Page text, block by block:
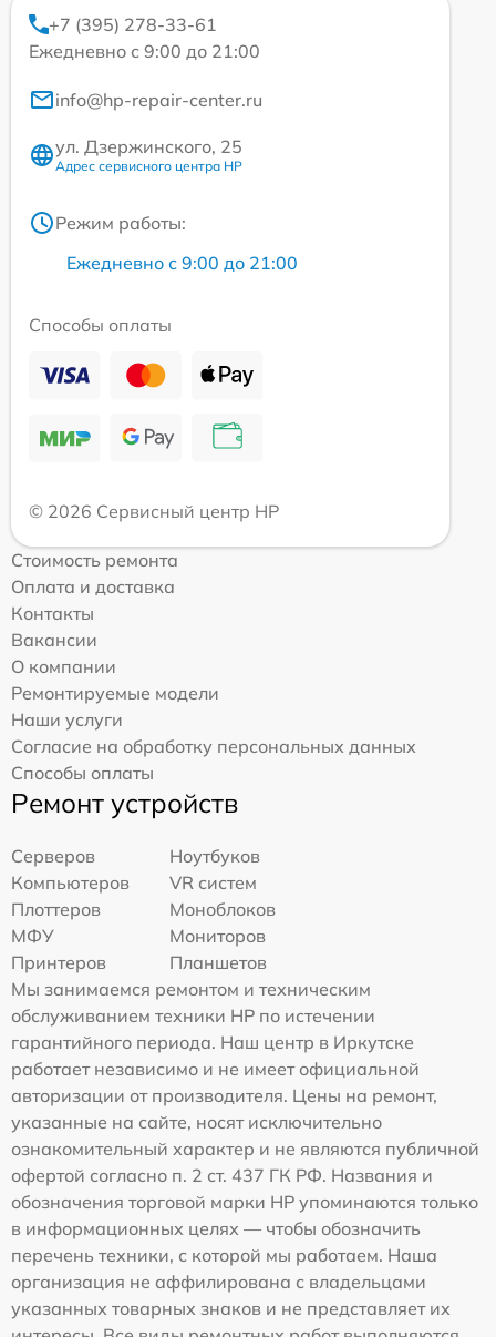
+7 (395) 278-33-61
Ежедневно с 9:00 до 21:00
info@hp-repair-center.ru
ул. Дзержинского, 25
Адрес сервисного центра HP
Режим работы:
Ежедневно с 9:00 до 21:00
Способы оплаты
© 2026 Сервисный центр HP
Стоимость ремонта
Оплата и доставка
Контакты
Вакансии
О компании
Ремонтируемые модели
Наши услуги
Согласие на обработку персональных данных
Способы оплаты
Ремонт устройств
Серверов
Ноутбуков
Компьютеров
VR систем
Плоттеров
Моноблоков
МФУ
Мониторов
Принтеров
Планшетов
Мы занимаемся ремонтом и техническим
обслуживанием техники HP по истечении
гарантийного периода. Наш центр в Иркутске
работает независимо и не имеет официальной
авторизации от производителя. Цены на ремонт,
указанные на сайте, носят исключительно
ознакомительный характер и не являются публичной
офертой согласно п. 2 ст. 437 ГК РФ. Названия и
обозначения торговой марки HP упоминаются только
в информационных целях — чтобы обозначить
перечень техники, с которой мы работаем. Наша
организация не аффилирована с владельцами
указанных товарных знаков и не представляет их